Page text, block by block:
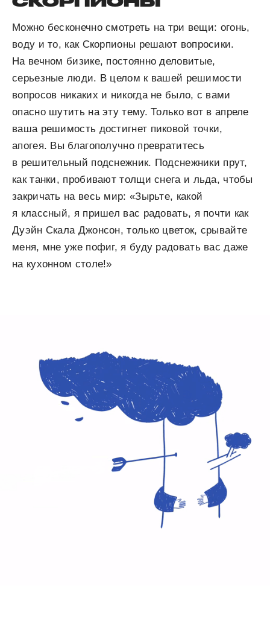
Можно бесконечно смотреть на три вещи: огонь,
воду и то, как Скорпионы решают вопросики.
На вечном бизике, постоянно деловитые,
серьезные люди. В целом к вашей решимости
вопросов никаких и никогда не было, с вами
опасно шутить на эту тему. Только вот в апреле
ваша решимость достигнет пиковой точки,
апогея. Вы благополучно превратитесь
в решительный подснежник. Подснежники прут,
как танки, пробивают толщи снега и льда, чтобы
закричать на весь мир: «Зырьте, какой
я классный, я пришел вас радовать, я почти как
Дуэйн Скала Джонсон, только цветок, срывайте
меня, мне уже пофиг, я буду радовать вас даже
на кухонном столе!»